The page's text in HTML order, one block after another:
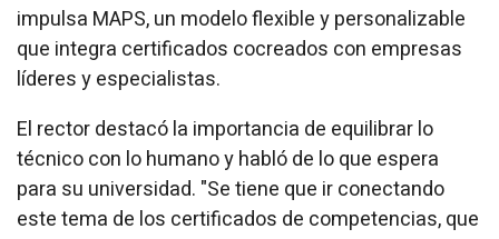
impulsa MAPS, un modelo flexible y personalizable
que integra certificados cocreados con empresas
líderes y especialistas.
El rector destacó la importancia de equilibrar lo
técnico con lo humano y habló de lo que espera
para su universidad. "Se tiene que ir conectando
este tema de los certificados de competencias, que